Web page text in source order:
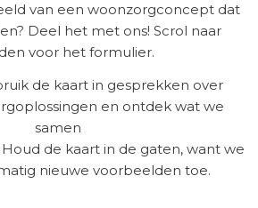
van een woonzorgconcept dat
Deel het met ons! Scrol naar
voor het formulier.
de kaart in gesprekken over
en ontdek wat we
samen
de kaart in de gaten, want we
nieuwe voorbeelden toe.